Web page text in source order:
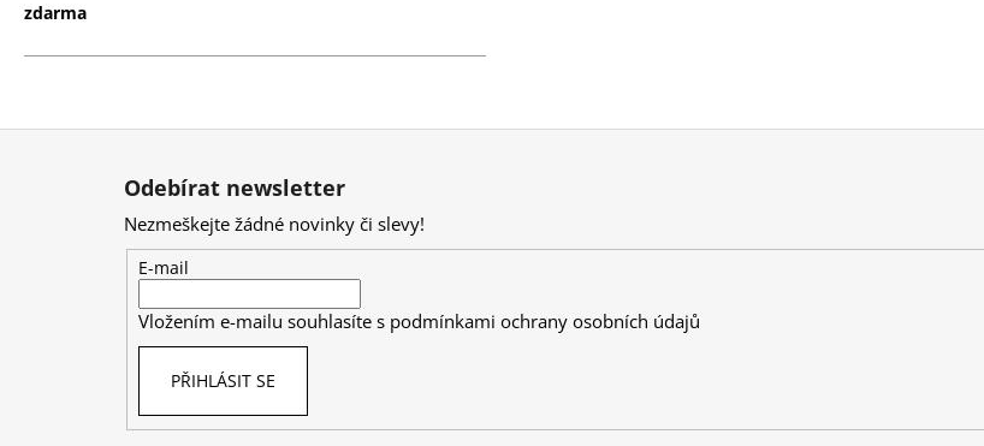
zdarma
Odebírat newsletter
Nezmeškejte žádné novinky či slevy!
E-mail
Vložením e-mailu souhlasíte s podmínkami ochrany osobních údajů
PŘIHLÁSIT SE